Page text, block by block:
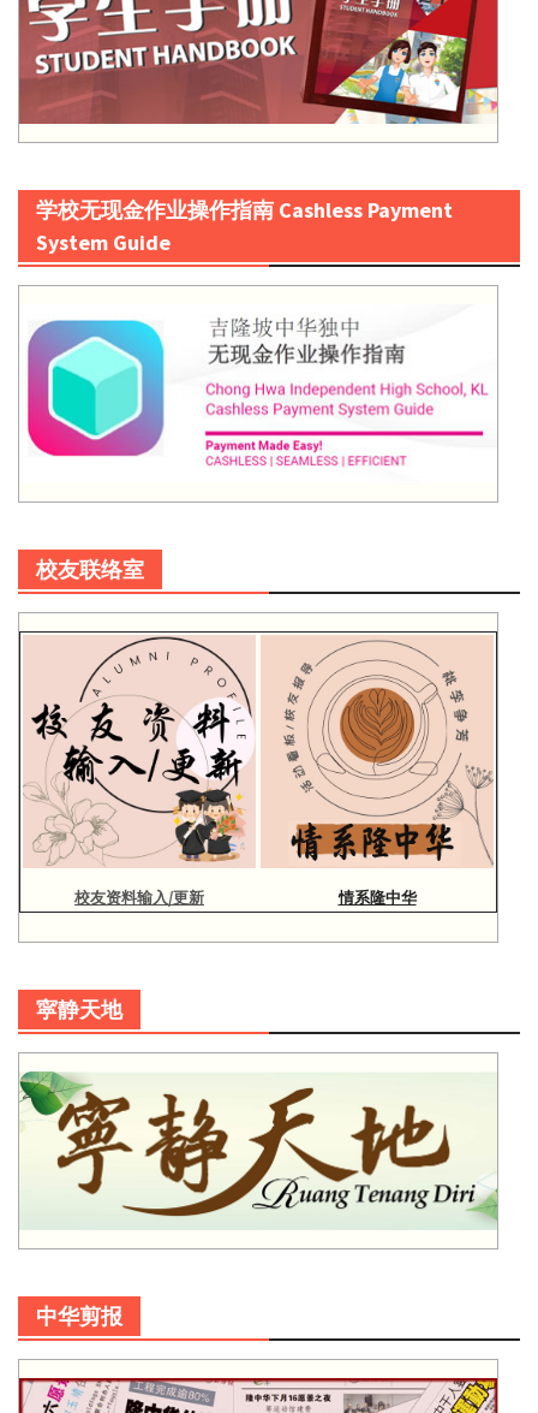
学校无现金作业操作指南 Cashless Payment
System Guide
校友联络室
校友资料输入/更新 情系隆中华
寜静天地
中华剪报